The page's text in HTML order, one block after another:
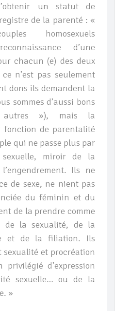
un statut de
de la parenté : «
homosexuels
d’une
chacun (e) des deux
n’est pas seulement
dons ils demandent la
sommes d’aussi bons
»), mais la
fonction de parentalité
qui ne passe plus par
sexuelle, miroir de la
Ils ne
de sexe, ne nient pas
du féminin et du
de la prendre comme
de la sexualité, de la
et de la filiation. Ils
et procréation
d’expression
sexuelle… ou de la
»